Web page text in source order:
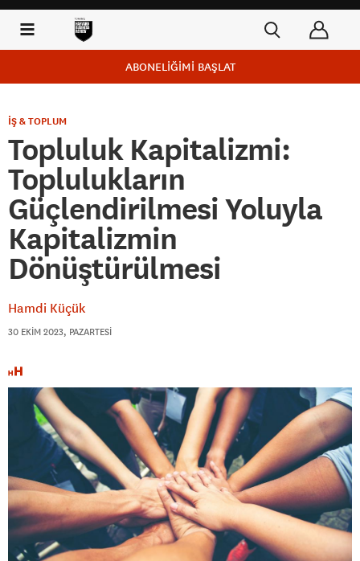
ABONELİĞİMİ BAŞLAT
İŞ & TOPLUM
Topluluk Kapitalizmi:
Toplulukların
Güçlendirilmesi Yoluyla
Kapitalizmin
Dönüştürülmesi
Hamdi Küçük
30 EKIM 2023, PAZARTESI